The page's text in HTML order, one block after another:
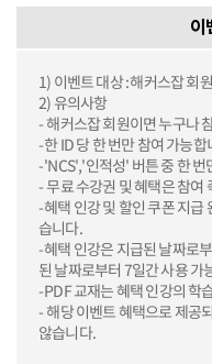
이
1) 이벤트 대상 : 해커스잡 회원
2) 유의사항
- 해커스잡 회원이면 누구나
-한 ID 당 한 번만 참여 가능합
-'NCS','인적성' 버튼 중 한 번
- 무료 수강권 및 혜택은 참여
-혜택 인강 및 할인 쿠폰 지급
습니다.
-혜택 인강은 지급된 날짜로
된 날짜로부터 7일간 사용 가
-PDF 교재는 혜택 인강의 학
- 해당 이벤트 혜택으로 제공
않습니다.